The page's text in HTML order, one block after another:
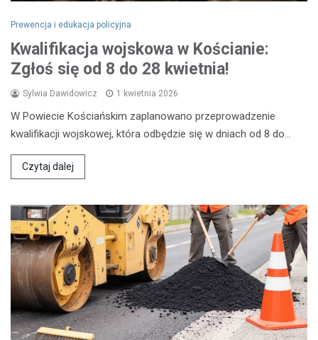
Prewencja i edukacja policyjna
Kwalifikacja wojskowa w Kościanie:
Zgłoś się od 8 do 28 kwietnia!
Sylwia Dawidowicz 1 kwietnia 2026
W Powiecie Kościańskim zaplanowano przeprowadzenie
kwalifikacji wojskowej, która odbędzie się w dniach od 8 do…
Czytaj dalej